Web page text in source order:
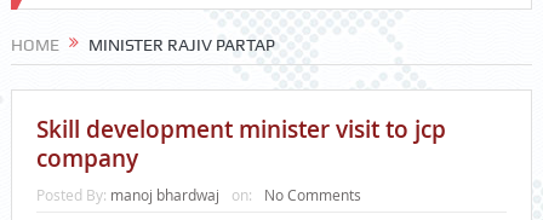
HOME MINISTER RAJIV PARTAP
Skill development minister visit to jcp
company
Posted By: manoj bhardwaj on: No Comments